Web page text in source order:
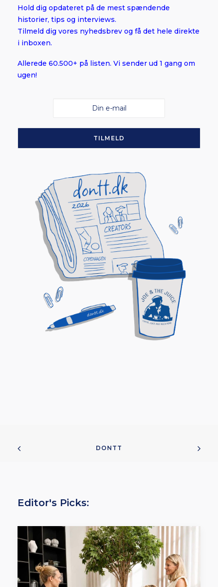
Hold dig opdateret på de mest spændende
historier, tips og interviews.
Tilmeld dig vores nyhedsbrev og få det hele direkte
i inboxen.
Allerede 60.500+ på listen. Vi sender ud 1 gang om
ugen!
DONTT
Editor's Picks: